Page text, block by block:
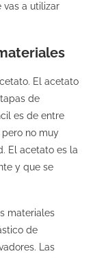
vas a utilizar
El acetato
de
es de entre
no muy
El acetato es la
y que se
materiales
de
Las